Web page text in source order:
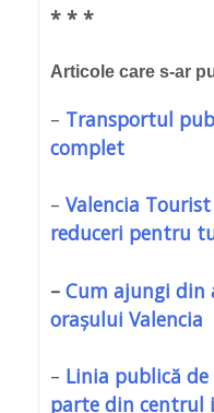
* * *
Articole care s-ar
– Transportul
complet
– Valencia
reduceri pentru
– Cum ajungi din
orașului Valencia
– Linia publică
parte din centrul